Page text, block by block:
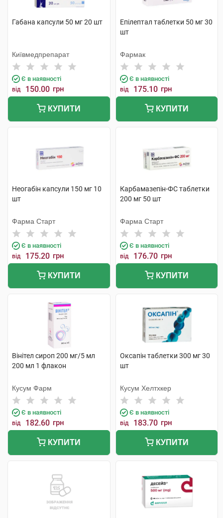
Габана капсули 50 мг 20 шт
Київмедпрепарат
Є в наявності
від 150.00 грн
КУПИТИ
Епілептал таблетки 50 мг 30
шт
Фармак
Є в наявності
від 175.10 грн
КУПИТИ
Неогабін капсули 150 мг 10
шт
Фарма Старт
Є в наявності
від 175.20 грн
КУПИТИ
Карбамазепін-ФС таблетки
200 мг 50 шт
Фарма Старт
Є в наявності
від 176.70 грн
КУПИТИ
Вінітел сироп 200 мг/5 мл
200 мл 1 флакон
Кусум Фарм
Є в наявності
від 182.60 грн
КУПИТИ
Оксапін таблетки 300 мг 30
шт
Кусум Хелтхкер
Є в наявності
від 183.70 грн
КУПИТИ